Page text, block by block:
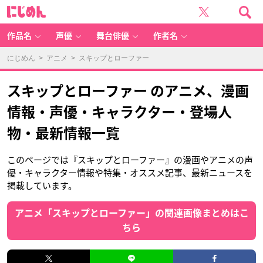
作品名 声優 舞台俳優 作者名
にじめん > アニメ > スキップとローファー
スキップとローファー のアニメ、漫画
情報・声優・キャラクター・登場人
物・最新情報一覧
このページでは『スキップとローファー』の漫画やアニメの声
優・キャラクター情報や特集・オススメ記事、最新ニュースを
掲載しています。
アニメ「スキップとローファー」の関連画像まとめはこ
ちら